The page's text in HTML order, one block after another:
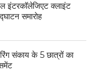
इंटरकॉलेजिएट क्लाइंट
समारोह
संकाय के 5 छात्रों का